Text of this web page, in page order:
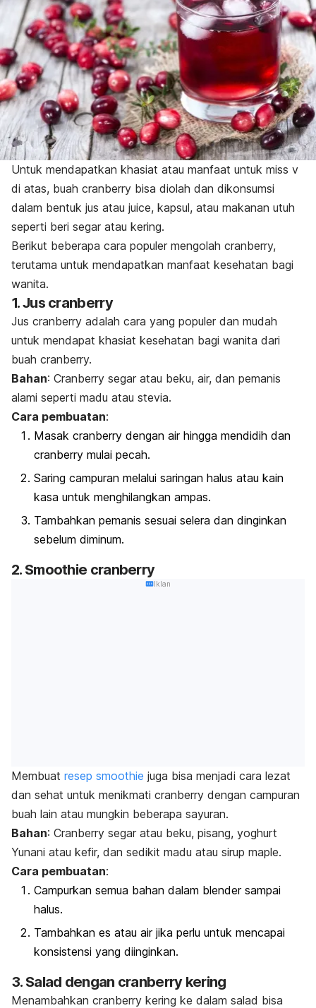
Untuk mendapatkan khasiat atau manfaat untuk miss v
di atas, buah cranberry bisa diolah dan dikonsumsi
dalam bentuk jus atau juice, kapsul, atau makanan utuh
seperti beri segar atau kering.
Berikut beberapa cara populer mengolah cranberry,
terutama untuk mendapatkan manfaat kesehatan bagi
wanita.
1. Jus cranberry
Jus cranberry adalah cara yang populer dan mudah
untuk mendapat khasiat kesehatan bagi wanita dari
buah cranberry.
Bahan: Cranberry segar atau beku, air, dan pemanis
alami seperti madu atau stevia.
Cara pembuatan:
Masak cranberry dengan air hingga mendidih dan
cranberry mulai pecah.
Saring campuran melalui saringan halus atau kain
kasa untuk menghilangkan ampas.
Tambahkan pemanis sesuai selera dan dinginkan
sebelum diminum.
2. Smoothie cranberry
Iklan
Membuat resep smoothie juga bisa menjadi cara lezat
dan sehat untuk menikmati cranberry dengan campuran
buah lain atau mungkin beberapa sayuran.
Bahan: Cranberry segar atau beku, pisang, yoghurt
Yunani atau kefir, dan sedikit madu atau sirup maple.
Cara pembuatan:
Campurkan semua bahan dalam blender sampai
halus.
Tambahkan es atau air jika perlu untuk mencapai
konsistensi yang diinginkan.
3. Salad dengan cranberry kering
Menambahkan cranberry kering ke dalam salad bisa